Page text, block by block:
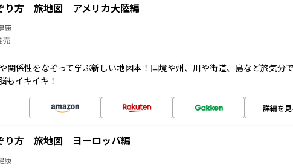
り方 旅地図 アメリカ大陸編
康
売
関係性をなぞって学ぶ新しい地図本！国境や州、川や街道、島など旅気分
もイキイキ！
詳細を見
り方 旅地図 ヨーロッパ編
康